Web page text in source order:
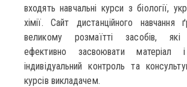
входять навчальні курси з біології,
хімії. Сайт дистанційного навчання
великому розмаїтті засобів, які
ефективно засвоювати матеріал і
індивідуальний контроль та
курсів викладачем.